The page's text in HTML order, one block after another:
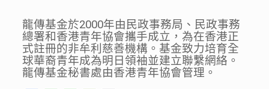
龍傳基金於2000年由民政事務局、民政事務
總署和香港青年協會攜手成立，為在香港正
式註冊的非牟利慈善機構。基金致力培育全
球華裔青年成為明日領袖並建立聯繫網絡。
龍傳基金秘書處由香港青年協會管理。